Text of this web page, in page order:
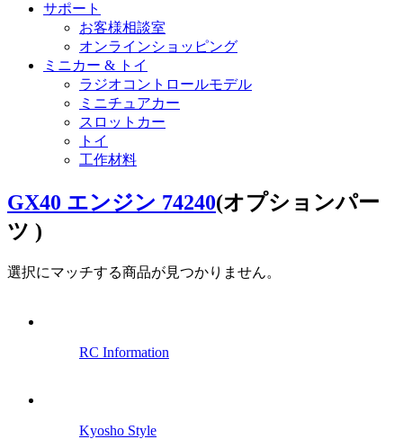
サポート
お客様相談室
オンラインショッピング
ミニカー & トイ
ラジオコントロールモデル
ミニチュアカー
スロットカー
トイ
工作材料
GX40 エンジン 74240(オプションパー
ツ )
選択にマッチする商品が見つかりません。
RC Information
Kyosho Style